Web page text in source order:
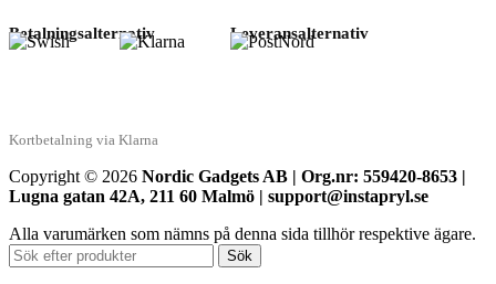
Betalningsalternativ
Kortbetalning via Klarna
Leveransalternativ
Copyright © 2026 Nordic Gadgets AB | Org.nr: 559420-8653 |
Lugna gatan 42A, 211 60 Malmö | support@instapryl.se
Alla varumärken som nämns på denna sida tillhör respektive ägare.
Sök